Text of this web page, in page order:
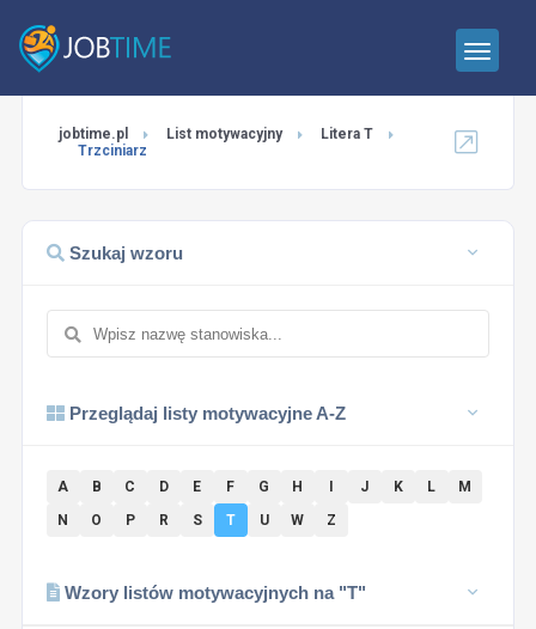
jobtime.pl List motywacyjny
Litera T
Trzciniarz
Szukaj wzoru
Przeglądaj listy motywacyjne A-Z
A B C D E F G H J K L
M
N
O P R S T U W Z
Wzory listów motywacyjnych na "T"